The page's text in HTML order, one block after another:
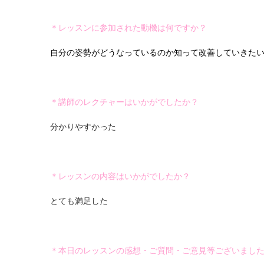
＊レッスンに参加された動機は何ですか？
自分の姿勢がどうなっているのか知って改善していきた
＊講師のレクチャーはいかがでしたか？
分かりやすかった
＊レッスンの内容はいかがでしたか？
とても満足した
＊本日のレッスンの感想・ご質問・ご意見等ございまし